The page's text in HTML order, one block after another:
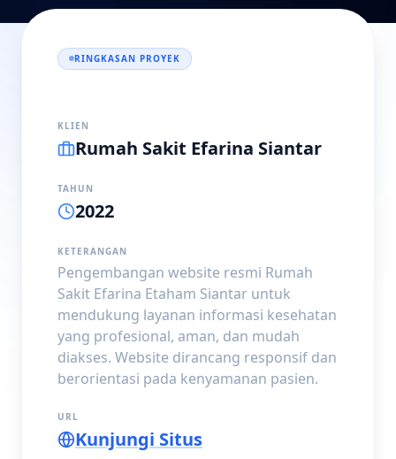
RINGKASAN PROYEK
KLIEN
Rumah Sakit Efarina Siantar
TAHUN
2022
KETERANGAN
Pengembangan website resmi Rumah
Sakit Efarina Etaham Siantar untuk
mendukung layanan informasi kesehatan
yang profesional, aman, dan mudah
diakses. Website dirancang responsif dan
berorientasi pada kenyamanan pasien.
URL
Kunjungi Situs